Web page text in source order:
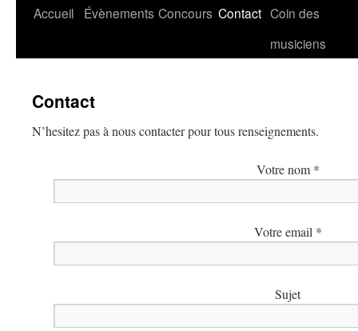
Aller
Accueil Évènements Concours Contact Coin des
musiciens
Contact
N’hesitez pas à nous contacter pour tous renseignements.
Votre nom *
Votre email *
Sujet